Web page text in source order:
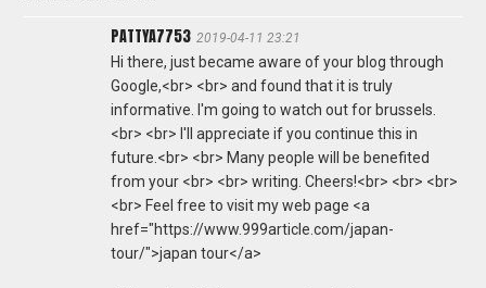
PATTYA7753 2019-04-11 23:21
Hi there, just became aware of your blog through
Google,<br> <br> and found that it is truly
informative. I'm going to watch out for brussels.
<br> <br> I'll appreciate if you continue this in
future.<br> <br> Many people will be benefited
from your <br> <br> writing. Cheers!<br> <br> <br>
<br> Feel free to visit my web page <a
href="https://www.999article.com/japan-
tour/">japan tour</a>